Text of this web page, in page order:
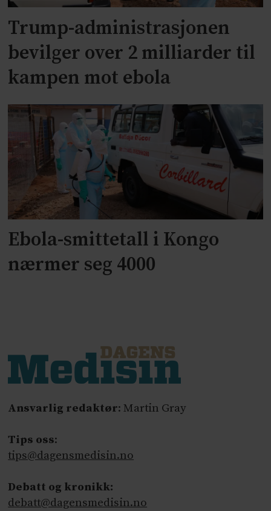
Trump-administrasjonen
bevilger over 2 milliarder til
kampen mot ebola
Ebola-smittetall i Kongo
nærmer seg 4000
Ansvarlig redaktør: Martin Gray
Tips oss:
tips@dagensmedisin.no
Debatt og kronikk:
debatt@dagensmedisin.no